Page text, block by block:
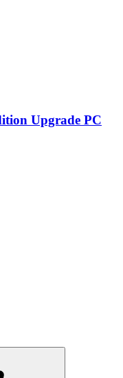
Upgrade PC